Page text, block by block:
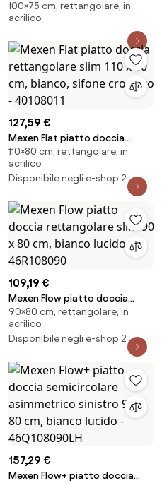
rettangolare slim 100 x 75 cm,
bianco lucido - 46R107510
100×75 cm, rettangolare, in
acrilico
127,59 €
Mexen Flat piatto doccia
rettangolare slim 110 x 80 cm,
bianco, sifone cromato -
40108011
110×80 cm, rettangolare, in
acrilico
Disponibile negli e-shop 2
109,19 €
Mexen Flow piatto doccia
rettangolare slim 90 x 80 cm,
bianco lucido - 46R108090
90×80 cm, rettangolare, in
acrilico
Disponibile negli e-shop 2
157,29 €
Mexen Flow+ piatto doccia